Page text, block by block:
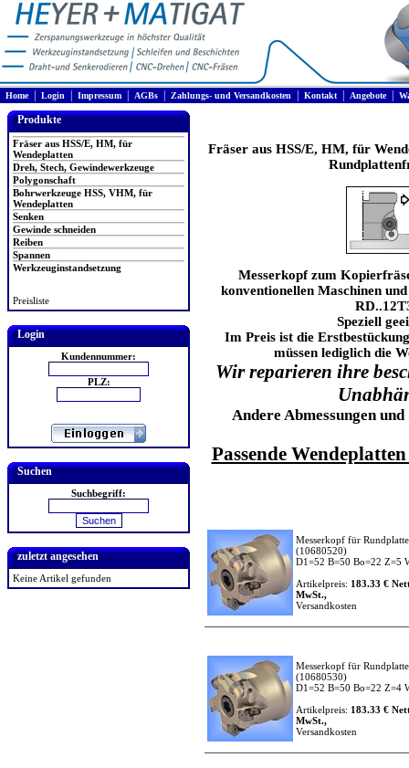
Home| Login Impressum AGBs Zahlungs- und Versandkosten Kontakt| Angebote|
Produkte
Fräser aus HSS/E, HM, für
Wendeplatten
Dreh, Stech, Gewindewerkzeuge
Polygonschaft
Bohrwerkzeuge HSS, VHM, für
Wendeplatten
Senken
Gewinde schneiden
Reiben
Spannen
Werkzeuginstandsetzung
Preisliste
Login
Kundennummer:
PLZ:
Suchen
Suchbegriff:
zuletzt angesehen
Keine Artikel gefunden
Fräser aus HSS/E, HM, für
Messerkopf zum
konventionellen Maschinen
Speziell
Im Preis ist die
müssen lediglich die
Wir reparieren ihre
Andere Abmessungen
Passende
Messerkopf für
(10680520)
D1=52 B=50 Bo=22 Z=5
Artikelpreis: 183.33 €
MwSt.,
Versandkosten
Messerkopf für
(10680530)
D1=52 B=50 Bo=22 Z=4
Artikelpreis: 183.33 €
MwSt.,
Versandkosten